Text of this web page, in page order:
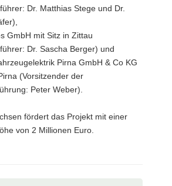
Dr. Matthias Stege und Dr.
GmbH mit Sitz in Zittau
Dr. Sascha Berger) und
Pirna GmbH & Co KG
(Vorsitzender der
Peter Weber).
fördert das Projekt mit einer
von 2 Millionen Euro.